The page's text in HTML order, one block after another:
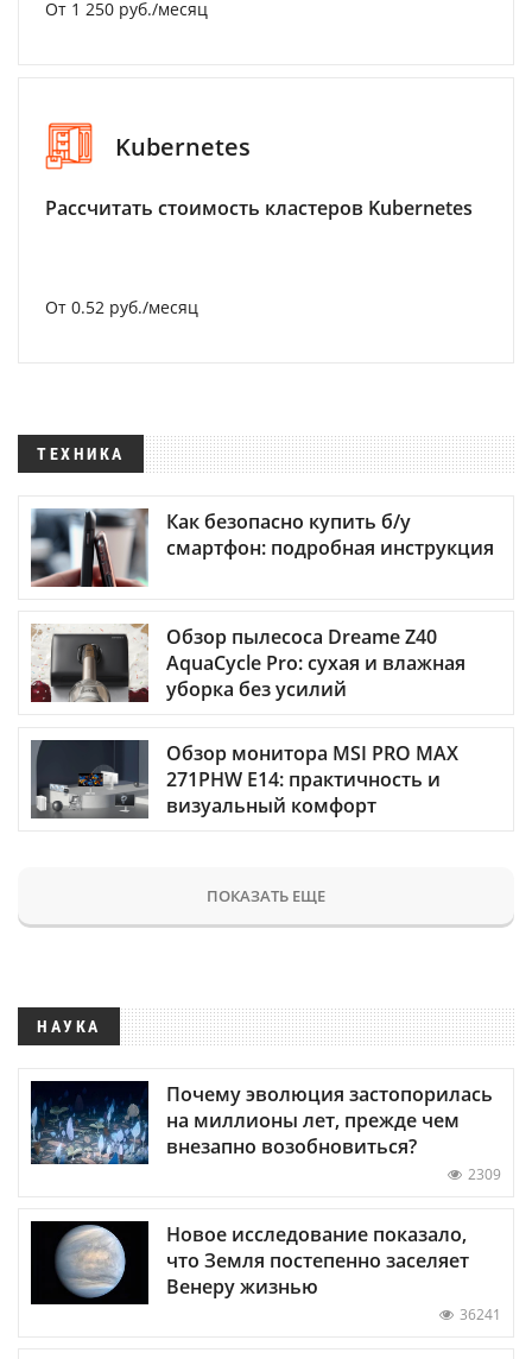
От 1 250 руб./месяц
Kubernetes
Рассчитать стоимость кластеров Kubernetes
От 0.52 руб./месяц
ТЕХНИКА
Как безопасно купить б/у
смартфон: подробная инструкция
Обзор пылесоса Dreame Z40
AquaCycle Pro: сухая и влажная
уборка без усилий
Обзор монитора MSI PRO MAX
271PHW E14: практичность и
визуальный комфорт
ПОКАЗАТЬ ЕЩЕ
НАУКА
Почему эволюция застопорилась
на миллионы лет, прежде чем
внезапно возобновиться?
2309
Новое исследование показало,
что Земля постепенно заселяет
Венеру жизнью
36241